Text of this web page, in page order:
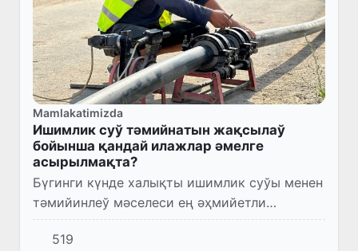
Mamlakatimizda
Ишимлик суў тәмийнатын жақсылаў
бойынша қандай илажлар әмелге
асырылмақта?
Бүгинги күнде халықты ишимлик суўы менен
тәмийинлеў мәселеси ең әҳмийетли
бағдарлардан бири болып, 2026-жылдың 1-
январь жағдайына бола, республикамызда
519